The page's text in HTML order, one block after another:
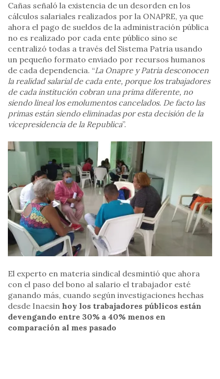
Cañas señaló la existencia de un desorden en los
cálculos salariales realizados por la ONAPRE, ya que
ahora el pago de sueldos de la administración pública
no es realizado por cada ente público sino se
centralizó todas a través del Sistema Patria usando
un pequeño formato enviado por recursos humanos
de cada dependencia. “La Onapre y Patria desconocen
la realidad salarial de cada ente, porque los trabajadores
de cada institución cobran una prima diferente, no
siendo lineal los emolumentos cancelados. De facto las
primas están siendo eliminadas por esta decisión de la
vicepresidencia de la Republica”.
El experto en materia sindical desmintió que ahora
con el paso del bono al salario el trabajador esté
ganando más, cuando según investigaciones hechas
desde Inaesin hoy los trabajadores públicos están
devengando entre 30% a 40% menos en
comparación al mes pasado